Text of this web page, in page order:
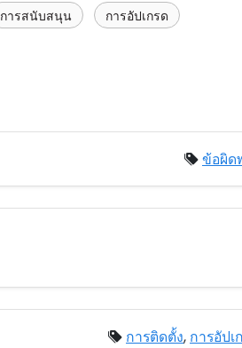
การสนับสนุน การอัปเกรด
ข้อผิด
การติดตั้ง, การอัปเ